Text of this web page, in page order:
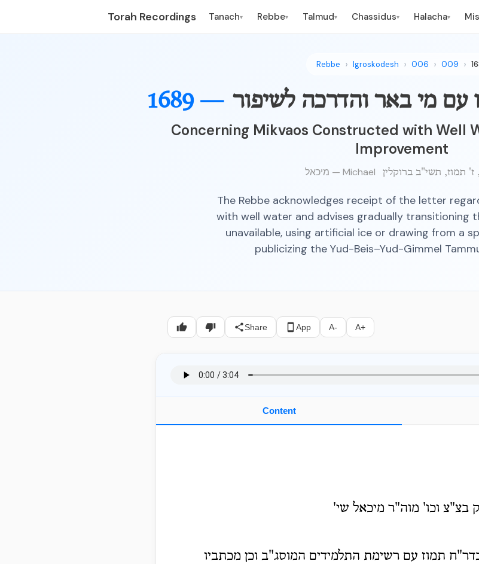
Torah Recordings Tanach▾ Rebbe▾ Talmud▾ Chassidus▾ Halacha▾
Rebbe Igroskodesh 006 009
1689 — עם מי באר והדרכה לשיפור
Concerning Mikvaos Constructed with Well
Improvement
מיכאל — Michael
The Rebbe acknowledges receipt of the letter
with well water and advises gradually transitioning
unavailable, using artificial ice or drawing from a
publicizing the Yud-Beis–Yud-Gimmel
Share App A- A+
Content
בצ"צ וכו' מוה"ר מיכאל שי'
תמוז עם רשימת התלמידים המוסג"ב וכן מכתביו